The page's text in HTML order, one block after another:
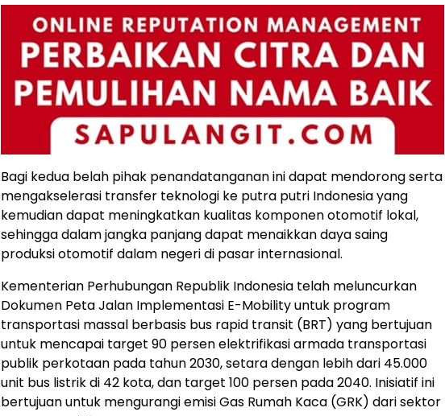
Bagi kedua belah pihak penandatanganan ini dapat mendorong serta
mengakselerasi transfer teknologi ke putra putri Indonesia yang
kemudian dapat meningkatkan kualitas komponen otomotif lokal,
sehingga dalam jangka panjang dapat menaikkan daya saing
produksi otomotif dalam negeri di pasar internasional.
Kementerian Perhubungan Republik Indonesia telah meluncurkan
Dokumen Peta Jalan Implementasi E-Mobility untuk program
transportasi massal berbasis bus rapid transit (BRT) yang bertujuan
untuk mencapai target 90 persen elektrifikasi armada transportasi
publik perkotaan pada tahun 2030, setara dengan lebih dari 45.000
unit bus listrik di 42 kota, dan target 100 persen pada 2040. Inisiatif ini
bertujuan untuk mengurangi emisi Gas Rumah Kaca (GRK) dari sektor